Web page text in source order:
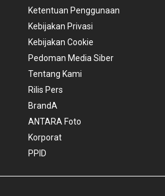
Ketentuan Penggunaan
Kebijakan Privasi
Kebijakan Cookie
Pedoman Media Siber
Tentang Kami
Rilis Pers
BrandA
ANTARA Foto
Korporat
PPID